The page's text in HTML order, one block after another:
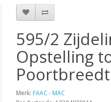
595/2
Opstelling
Merk: FAAC - MAC